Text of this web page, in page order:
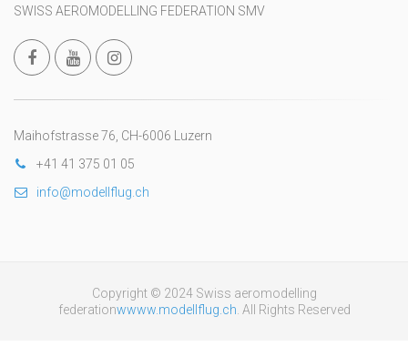
SWISS AEROMODELLING FEDERATION SMV
Maihofstrasse 76, CH-6006 Luzern
+41 41 375 01 05
info@modellflug.ch
Copyright © 2024 Swiss aeromodelling
federationwwww.modellflug.ch . All Rights Reserved